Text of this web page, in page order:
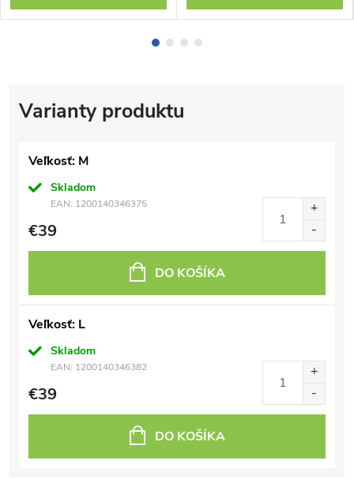
Veľkosť: M
Skladom
EAN: 1200140346375
€39
DO KOŠÍKA
Veľkosť: L
Skladom
EAN: 1200140346382
€39
DO KOŠÍKA